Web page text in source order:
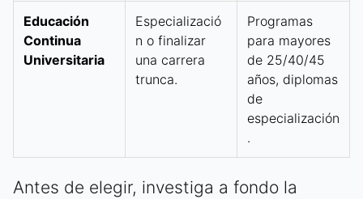
Educación
Continua
Universitaria
Especializació
n o finalizar
una carrera
trunca.
Programas
para mayores
de 25/40/45
años, diplomas
de
especialización
.
Antes de elegir, investiga a fondo la